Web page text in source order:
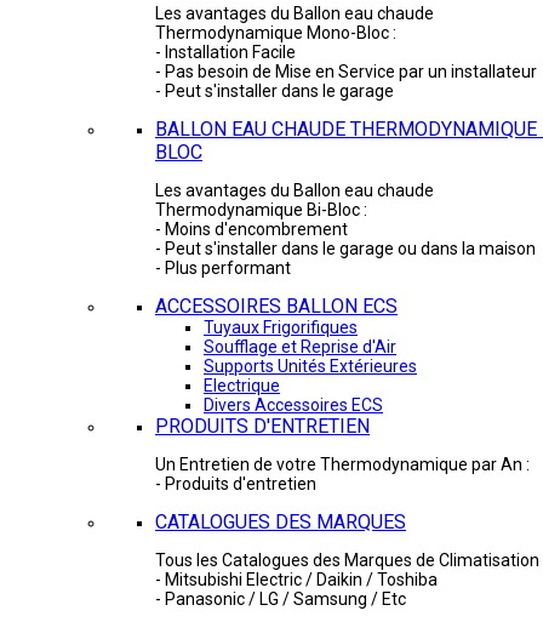
Les avantages du Ballon eau chaude
Thermodynamique Mono-Bloc :
- Installation Facile
- Pas besoin de Mise en Service par un installateur
- Peut s'installer dans le garage
BALLON EAU CHAUDE
BLOC
Les avantages du Ballon eau chaude
Thermodynamique Bi-Bloc :
- Moins d'encombrement
- Peut s'installer dans le garage ou dans la maison
- Plus performant
ACCESSOIRES BALLON ECS
Tuyaux Frigorifiques
Soufflage et Reprise d'Air
Supports Unités Extérieures
Electrique
Divers Accessoires ECS
PRODUITS D'ENTRETIEN
Un Entretien de votre Thermodynamique par An :
- Produits d'entretien
CATALOGUES DES MARQUES
Tous les Catalogues des Marques de Climatisation
- Mitsubishi Electric / Daikin / Toshiba
- Panasonic / LG / Samsung / Etc